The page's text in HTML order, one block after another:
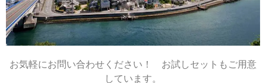
お気軽にお問い合わせください！ お試しセットもご用意
しています。